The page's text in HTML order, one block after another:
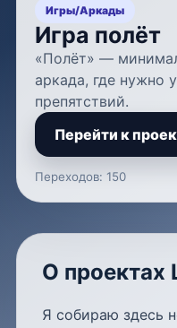
Игры/Аркады
Игра полёт
«Полёт» —
аркада, где нужно
препятствий.
Перейти к
Переходов: 150
О проектах
Я собираю здесь